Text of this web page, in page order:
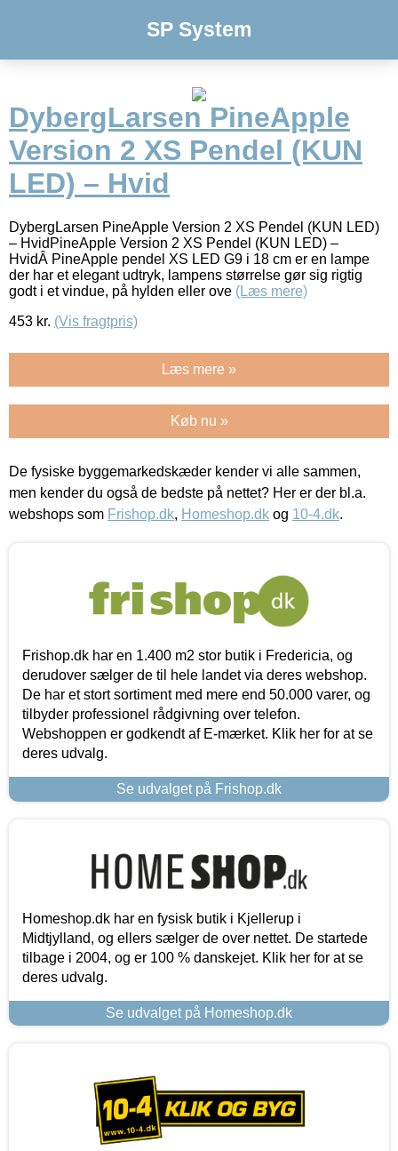
SP System
DybergLarsen PineApple
Version 2 XS Pendel (KUN
LED) – Hvid
DybergLarsen PineApple Version 2 XS Pendel (KUN LED)
– HvidPineApple Version 2 XS Pendel (KUN LED) –
HvidÂ PineApple pendel XS LED G9 i 18 cm er en lampe
der har et elegant udtryk, lampens størrelse gør sig rigtig
godt i et vindue, på hylden eller ove (Læs mere)
453 kr. (Vis fragtpris)
Læs mere »
Køb nu »
De fysiske byggemarkedskæder kender vi alle sammen,
men kender du også de bedste på nettet? Her er der bl.a.
webshops som Frishop.dk, Homeshop.dk og 10-4.dk.
Frishop.dk har en 1.400 m2 stor butik i Fredericia, og
derudover sælger de til hele landet via deres webshop.
De har et stort sortiment med mere end 50.000 varer, og
tilbyder professionel rådgivning over telefon.
Webshoppen er godkendt af E-mærket. Klik her for at se
deres udvalg.
Se udvalget på Frishop.dk
Homeshop.dk har en fysisk butik i Kjellerup i
Midtjylland, og ellers sælger de over nettet. De startede
tilbage i 2004, og er 100 % danskejet. Klik her for at se
deres udvalg.
Se udvalget på Homeshop.dk